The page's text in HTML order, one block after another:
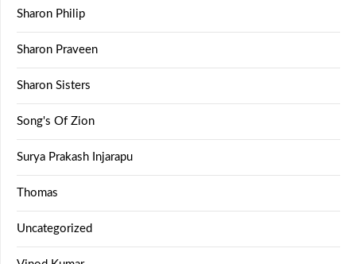
Sharon Philip
Sharon Praveen
Sharon Sisters
Song's Of Zion
Surya Prakash Injarapu
Thomas
Uncategorized